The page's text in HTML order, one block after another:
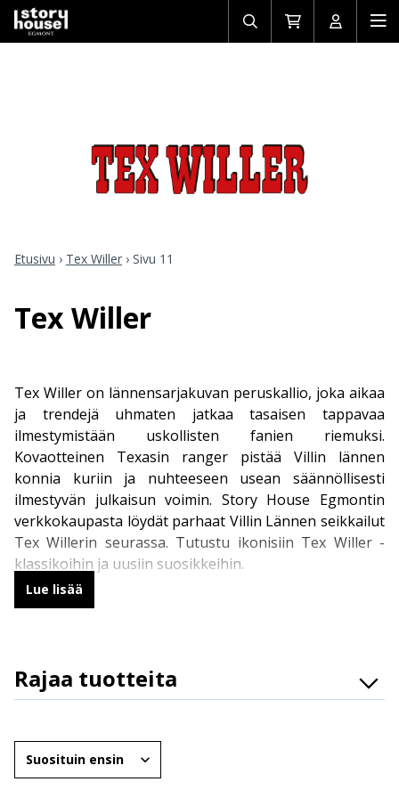
Avaa/sulje
haku
Siirry
ostoskoriin
Avaa/
Etusivu › Tex Willer › Sivu 11
Tex Willer
Tex Willer on lännensarjakuvan peruskallio, joka aikaa
ja trendejä uhmaten jatkaa tasaisen tappavaa
ilmestymistään uskollisten fanien riemuksi.
Kovaotteinen Texasin ranger pistää Villin lännen
konnia kuriin ja nuhteeseen usean säännöllisesti
ilmestyvän julkaisun voimin. Story House Egmontin
verkkokaupasta löydät parhaat Villin Lännen seikkailut
Tex Willerin seurassa. Tutustu ikonisiin Tex Willer -
klassikoihin ja uusiin suosikkeihin.
Tex Willer – Villin Lännen legenda
ilmestyy 16 kertaa vuodessa. Perusversiossa on 112
mustavalkoista sarjakuvasivua, mutta vuosikertaan
sarjakuvan alkuperämaassa Italiassa Tex -lehteä
julkaistaan 12 numeroa vuodessa, joten Suomessa
vuosikertaa täydennetään Italian Tex Magazine -
Lue lisää
Rajaa tuotteita
Osasto
Ikäryhmät
Järjestä